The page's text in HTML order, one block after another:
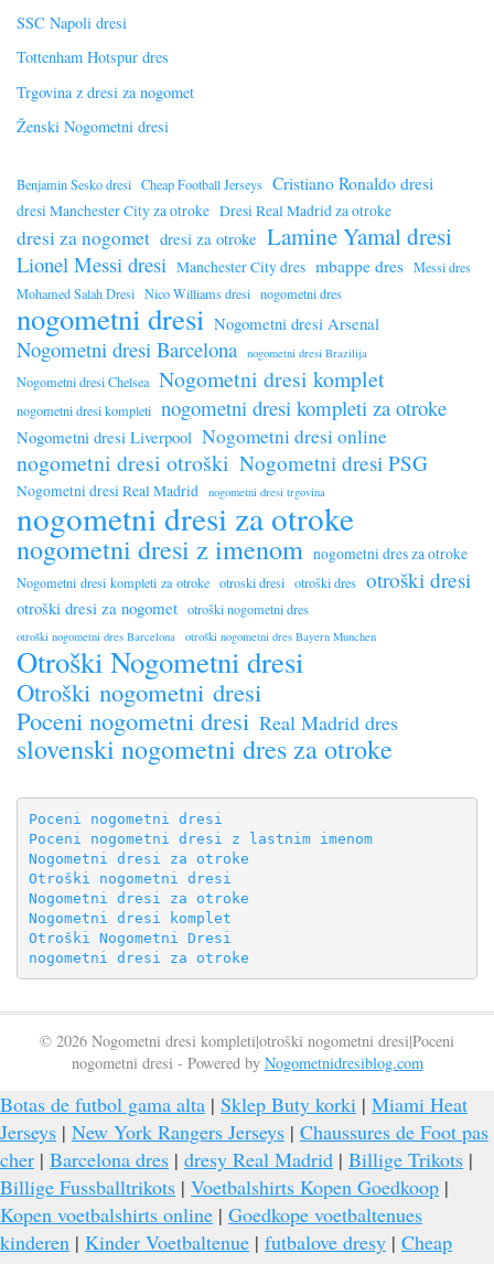
SSC Napoli dresi
Tottenham Hotspur dres
Trgovina z dresi za nogomet
Ženski Nogometni dresi
Benjamin Sesko dresi Cheap Football Jerseys Cristiano Ronaldo dresi
dresi Manchester City za otroke Dresi Real Madrid za otroke
dresi za nogomet dresi za otroke Lamine Yamal dresi
Lionel Messi dresi Manchester City dres mbappe dres Messi dres
Mohamed Salah Dresi Nico Williams dresi nogometni dres
nogometni dresi Nogometni dresi Arsenal
Nogometni dresi Barcelona nogometni dresi Brazilija
Nogometni dresi Chelsea Nogometni dresi komplet
nogometni dresi kompleti nogometni dresi kompleti za otroke
Nogometni dresi Liverpool Nogometni dresi online
nogometni dresi otroški Nogometni dresi PSG
Nogometni dresi Real Madrid nogometni dresi trgovina
nogometni dresi za otroke
nogometni dresi z imenom nogometni dres za otroke
Nogometni dresi kompleti za otroke otroski dresi otroški dres otroški dresi
otroški dresi za nogomet otroški nogometni dres
otroški nogometni dres Barcelona otroški nogometni dres Bayern Munchen
Otroški Nogometni dresi
Otroški nogometni dresi
Poceni nogometni dresi Real Madrid dres
slovenski nogometni dres za otroke
Poceni nogometni dresi
Poceni nogometni dresi z lastnim imenom
Nogometni dresi za otroke
Otroški nogometni dresi
Nogometni dresi za otroke
Nogometni dresi komplet
Otroški Nogometni Dresi
nogometni dresi za otroke
© 2026 Nogometni dresi kompleti|otroški nogometni dresi|Poceni
nogometni dresi - Powered by Nogometnidresiblog.com
Botas de futbol gama alta | Sklep Buty korki | Miami Heat
Jerseys | New York Rangers Jerseys | Chaussures de Foot pas
cher | Barcelona dres | dresy Real Madrid | Billige Trikots |
Billige Fussballtrikots | Voetbalshirts Kopen Goedkoop |
Kopen voetbalshirts online | Goedkope voetbaltenues
kinderen | Kinder Voetbaltenue | futbalove dresy | Cheap